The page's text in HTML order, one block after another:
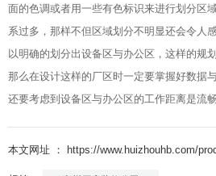
面的色调或者用一些有色标识来进行划分区
系过多，那样不但区域划分不明显还会令人
以明确的划分出设备区与办公区，这样的规
那么在设计这样的厂区时一定要掌握好数据
还要考虑到设备区与办公区的工作距离是流
本文网址 ： https://www.huizhouhb.com/